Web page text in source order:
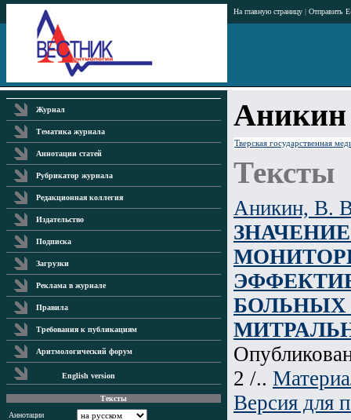
На главную страницу | Отправить
Журнал
Тематика журнала
Аннотации статей
Рубрикатор журнала
Редакционная коллегия
Издательство
Подписка
Загрузки
Реклама в журнале
Правила
Требования к публикациям
Аритмологический форум
English version
Тексты
Аннотации
Тверская государственная
Тексты
Аникин, В.
БОЛЬНЫХ
2 /..
Версия для